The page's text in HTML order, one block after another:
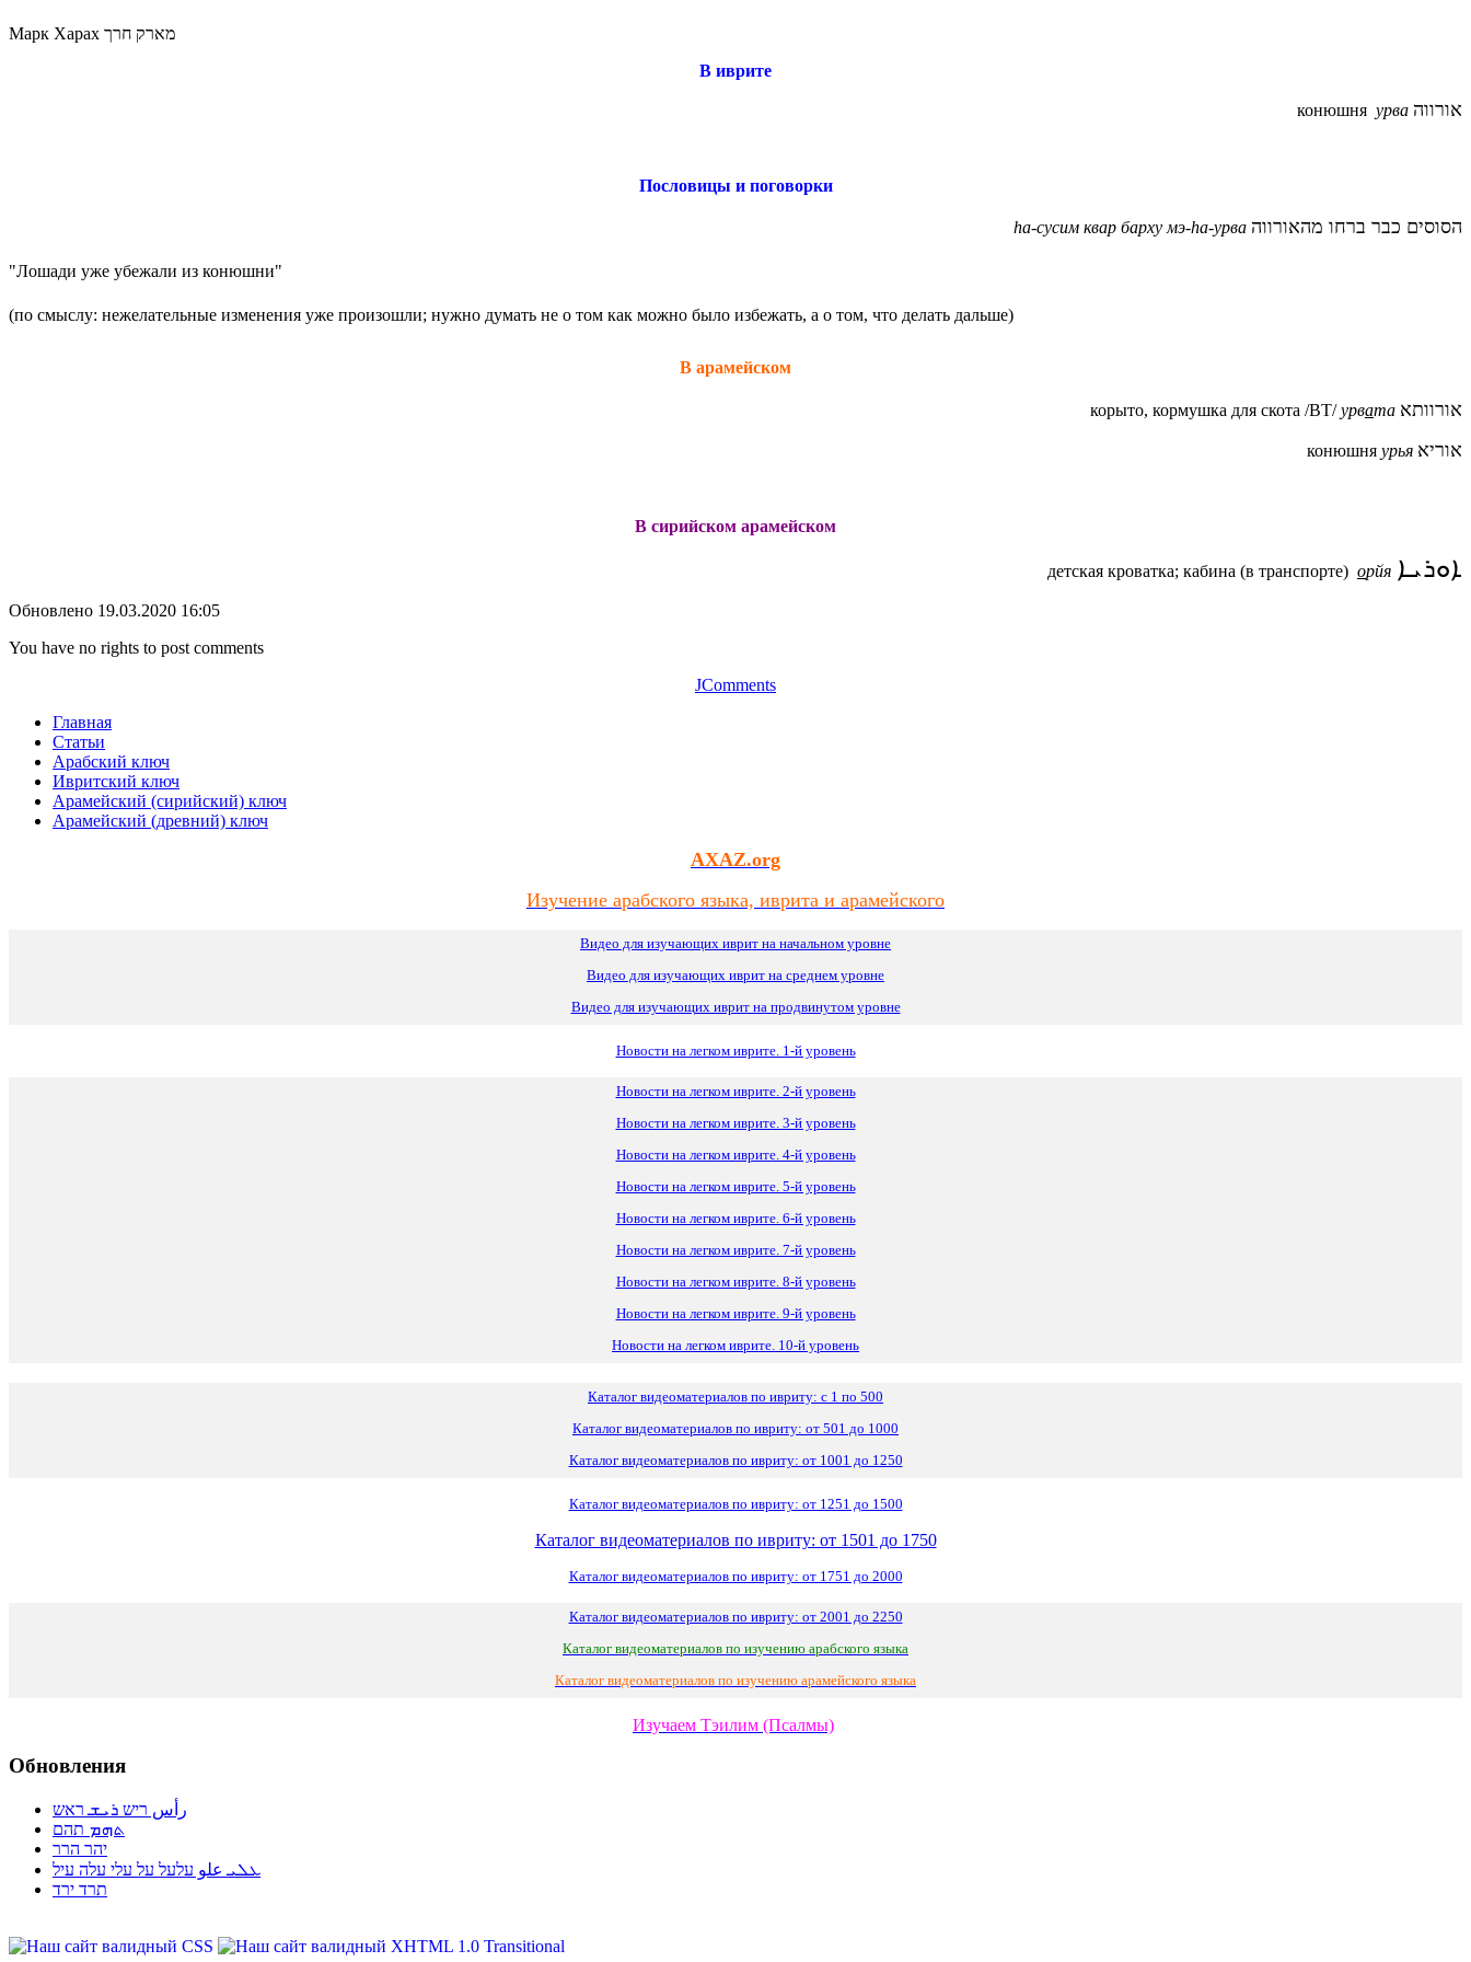
Марк Харах מארק חרך
В иврите
конюшня урва אורווה
Пословицы и поговорки
hа-сусим квар барху мэ-ha-урва הסוסים כבר ברחו מהאורווה
"Лошади уже убежали из конюшни"
(по смыслу: нежелательные изменения уже произошли; нужно думать не о том как можно было избежать, а о том, что делать дальше)
В арамейском
корыто, кормушка для скота /ВТ/урвата אורוותא
конюшня урья אוריא
В сирийском арамейском
детская кроватка; кабина (в транспорте) орйя ܐܘܪܝܐ
Обновлено 19.03.2020 16:05
You have no rights to post comments
JComments
Главная
Статьи
Арабский ключ
Ивритский ключ
Арамейский (сирийский) ключ
Арамейский (древний) ключ
AXAZ.org
Изучение арабского языка, иврита и арамейского
Видео для изучающих иврит на начальном уровне
Видео для изучающих иврит на среднем уровне
Видео для изучающих иврит на продвинутом уровне
Новости на легком иврите. 1-й уровень
Новости на легком иврите. 2-й уровень
Новости на легком иврите. 3-й уровень
Новости на легком иврите. 4-й уровень
Новости на легком иврите. 5-й уровень
Новости на легком иврите. 6-й уровень
Новости на легком иврите. 7-й уровень
Новости на легком иврите. 8-й уровень
Новости на легком иврите. 9-й уровень
Новости на легком иврите. 10-й уровень
Каталог видеоматериалов по ивриту: с 1 по 500
Каталог видеоматериалов по ивриту: от 501 до 1000
Каталог видеоматериалов по ивриту: от 1001 до 1250
Каталог видеоматериалов по ивриту: от 1251 до 1500
Каталог видеоматериалов по ивриту: от 1501 до 1750
Каталог видеоматериалов по ивриту: от 1751 до 2000
Каталог видеоматериалов по ивриту: от 2001 до 2250
Каталог видеоматериалов по изучению арабского языка
Каталог видеоматериалов по изучению арамейского языка
Изучаем Тэилим (Псалмы)
Обновления
رأس ריש ܪܝܫ ראש
ܬܗܡ תהם
יהר הרר
ܥܠܝ علو עלעל על עלי עלה עיל
תרד ירד